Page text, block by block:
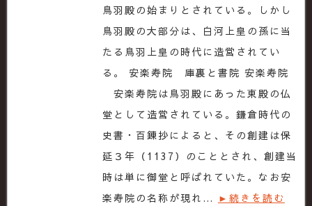
鳥羽殿の始まりとされている。しかし
鳥羽殿の大部分は、白河上皇の孫に当
たる鳥羽上皇の時代に造営されてい
る。 安楽寿院 庫裏と書院 安楽寿院
安楽寿院は鳥羽殿にあった東殿の仏
堂として造営されている。鎌倉時代の
史書・百錬抄によると、その創建は保
延３年（1137）のこととされ、創建当
時は単に御堂と呼ばれていた。なお安
楽寿院の名称が現れ… ►続きを読む